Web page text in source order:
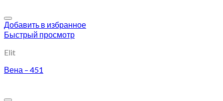
Добавить в избранное
Быстрый просмотр
Elit
Вена – 451